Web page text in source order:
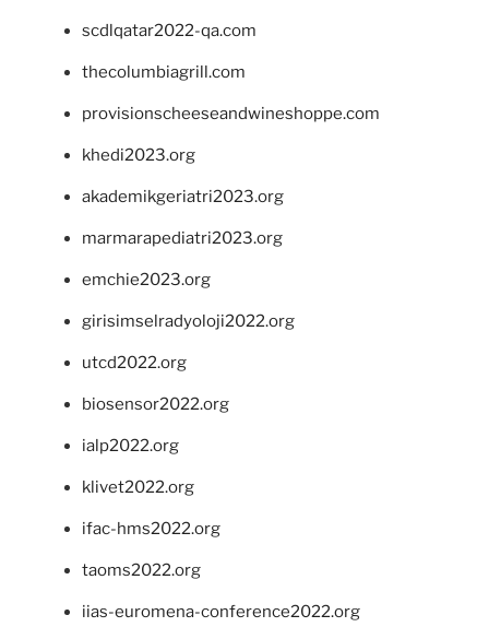
scdlqatar2022-qa.com
thecolumbiagrill.com
provisionscheeseandwineshoppe.com
khedi2023.org
akademikgeriatri2023.org
marmarapediatri2023.org
emchie2023.org
girisimselradyoloji2022.org
utcd2022.org
biosensor2022.org
ialp2022.org
klivet2022.org
ifac-hms2022.org
taoms2022.org
iias-euromena-conference2022.org